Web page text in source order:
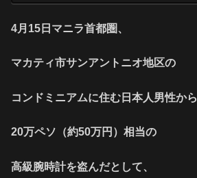
4月15日マニラ首都圏、
マカティ市サンアントニオ地区の
コンドミニアムに住む日本人男性から
20万ペソ（約50万円）相当の
高級腕時計を盗んだとして、